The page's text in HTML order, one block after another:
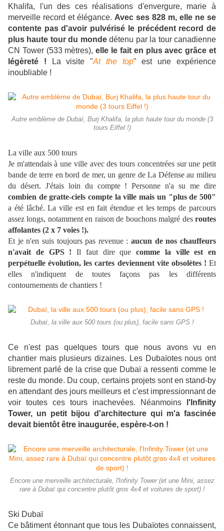
Khalifa, l'un des ces réalisations d'envergure, marie à
merveille record et élégance. Avec ses 828 m, elle ne se
contente pas d'avoir pulvérisé le précédent record de
plus haute tour du mondedétenu par la tour canadienne
CN Tower (533 mètres),elle le fait en plus avec grâce et
légèreté ! La visite "At the top" est une expérience
inoubliable !
Autre emblème de Dubaï, Burj Khalifa, la plus haute tour du monde (3
tours Eiffel !)
La ville aux 500 tours
Je m'attendais à une ville avec des tours concentrées sur une petit
bande de terre en bord de mer, un genre de La Défense au milieu
du désert. J'étais loin du compte ! Personne n'a su me dire
combien de gratte-ciels compte la ville mais un "plus de 500"
a été lâché. La ville est en fait étendue et les temps de parcours
assez longs, notamment en raison de bouchons malgré des routes
affolantes (2 x 7 voies !).
Et je n'en suis toujours pas revenue :aucun de nos chauffeurs
n'avait de GPS ! Il faut dire que comme la ville est en
perpétuelle évolution, les cartes deviennent vite obsolètes ! Et
elles n'indiquent de toutes façons pas les différents
contournements de chantiers !
Dubaï, la ville aux 500 tours (ou plus), facile sans GPS !
Ce n'est pas quelques tours que nous avons vu en
chantier mais plusieurs dizaines. Les Dubaïotes nous ont
librement parlé de la crise que Dubaï a ressenti comme le
reste du monde. Du coup, certains projets sont en stand-by
en attendant des jours meilleurs et c'est impressionnant de
voir toutes ces tours inachevées. Néanmoins
l'Infinity
Tower, un petit bijou d'architecture qui m'a fascinée
devait bientôt être inaugurée, espère-t-on !
Encore une merveille architecturale, l'Infinity Tower (et une Mini, assez
rare à Dubaï qui concentre plutôt gros 4x4 et voitures de sport) !
Ski Dubaï
Ce bâtiment étonnant que tous les Dubaïotes connaissent,